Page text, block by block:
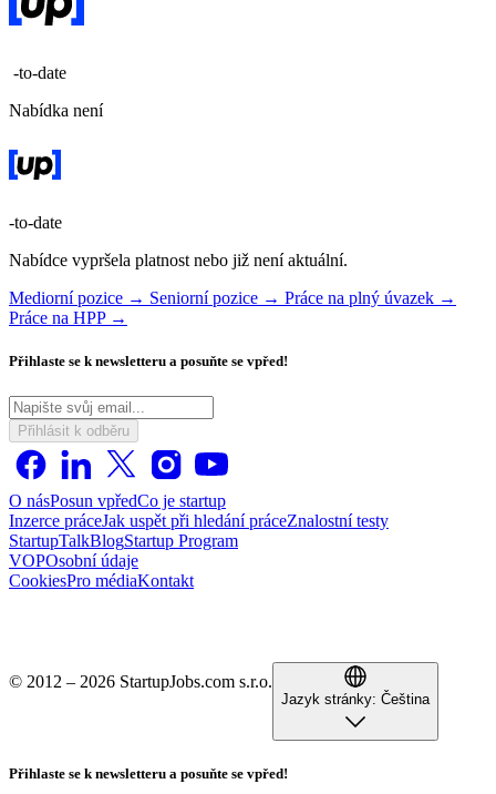
-to-date
Nabídka není
-to-date
Nabídce vypršela platnost nebo již není aktuální.
Mediorní pozice → Seniorní pozice → Práce na plný úvazek →
Práce na HPP →
Přihlaste se k newsletteru a posuňte se vpřed!
Přihlásit k odběru
O násPosun vpředCo je startup
Inzerce práceJak uspět při hledání práceZnalostní testy
StartupTalkBlogStartup Program
VOPOsobní údaje
CookiesPro médiaKontakt
© 2012 – 2026 StartupJobs.com s.r.o.
Jazyk stránky: Čeština
Přihlaste se k newsletteru a posuňte se vpřed!